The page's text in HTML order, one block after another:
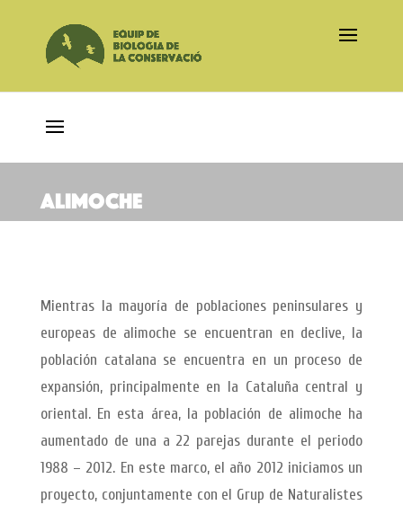
Alimoche
Mientras la mayoría de poblaciones peninsulares y
europeas de alimoche se encuentran en declive, la
población catalana se encuentra en un proceso de
expansión, principalmente en la Cataluña central y
oriental. En esta área, la población de alimoche ha
aumentado de una a 22 parejas durante el periodo
1988 – 2012. En este marco, el año 2012 iniciamos un
proyecto, conjuntamente con el Grup de Naturalistes